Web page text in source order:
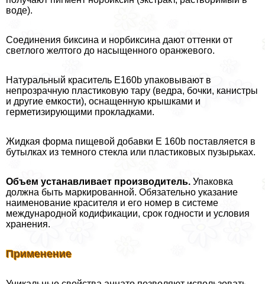
воде).
Соединения биксина и норбиксина дают оттенки от
светлого желтого до насыщенного оранжевого.
Натуральный краситель E160b упаковывают в
непрозрачную пластиковую тару (ведра, бочки, канистры
и другие емкости), оснащенную крышками и
герметизирующими прокладками.
Жидкая форма пищевой добавки E 160b поставляется в
бутылках из темного стекла или пластиковых пузырьках.
Объем устанавливает производитель. Упаковка
должна быть маркированной. Обязательно указание
наименование красителя и его номер в системе
международной кодификации, срок годности и условия
хранения.
Применение